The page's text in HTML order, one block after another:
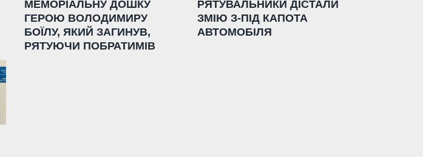
МЕМОРІАЛЬНУ ДОШКУ
ГЕРОЮ ВОЛОДИМИРУ
БОЇЛУ, ЯКИЙ ЗАГИНУВ,
РЯТУЮЧИ ПОБРАТИМІВ
РЯТУВАЛЬНИКИ ДІСТАЛИ
ЗМІЮ З-ПІД КАПОТА
АВТОМОБІЛЯ